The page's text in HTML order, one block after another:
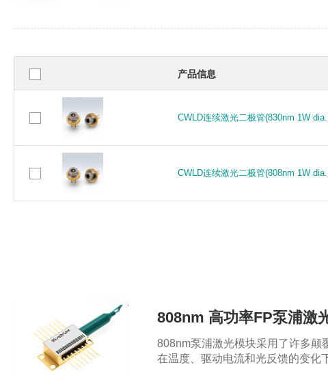
产品信息
CWLD连续激光二极管(830nm 1W
CWLD连续激光二极管(808nm 1W
CWLD连续激光二极管(830nm 1W
CWLD连续激光二极管(808nm 1W
808nm 高功率FP泵浦激
808nm泵浦激光模块采用了许多颠
在温度、驱动电流和光反馈的变化